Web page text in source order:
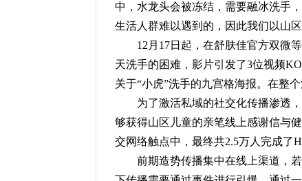
中，水龙头会被冻结，需要融冰洗手
生活人群难以遇到的，因此我们以山
12月17日起，在舒肤佳官方双微等
天洗手的困难，影片引发了3位视频
关于“小虎”洗手的九宫格海报。在整
为了激活私域的社交化传播渗透，
够获得山区儿童的亲笔线上感谢信与
交网络触点中，最终共2.5万人完成了
前期造势传播集中在线上渠道，若